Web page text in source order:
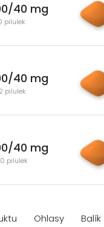
40 mg
pilulek
40 mg
pilulek
40 mg
pilulek
Ohlasy Balík